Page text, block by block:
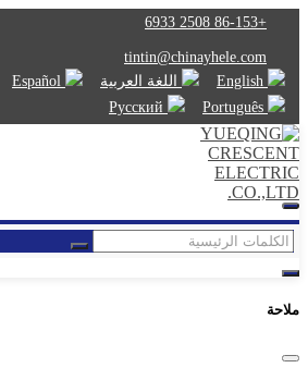
+86-153 2508 6933
tintin@chinayhele.com
اللغة العربية
ملاحة